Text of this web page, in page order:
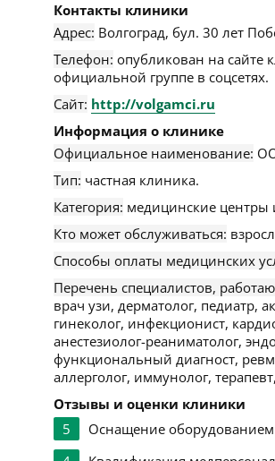
Контакты клиники
Адрес: Волгоград, бул. 30 лет
Телефон: опубликован на сайте
официальной группе в соцсетях.
Сайт: http://volgamci.ru
Информация о клинике
Официальное наименование:
Тип: частная клиника.
Категория: медицинские центры
Кто может обслуживаться:
Способы оплаты медицинских
Перечень специалистов,
врач узи, дерматолог, педиатр,
гинеколог, инфекционист,
анестезиолог-реаниматолог,
функциональный диагност,
аллерголог, иммунолог,
Отзывы и оценки клиники
5
Оснащение оборудованием